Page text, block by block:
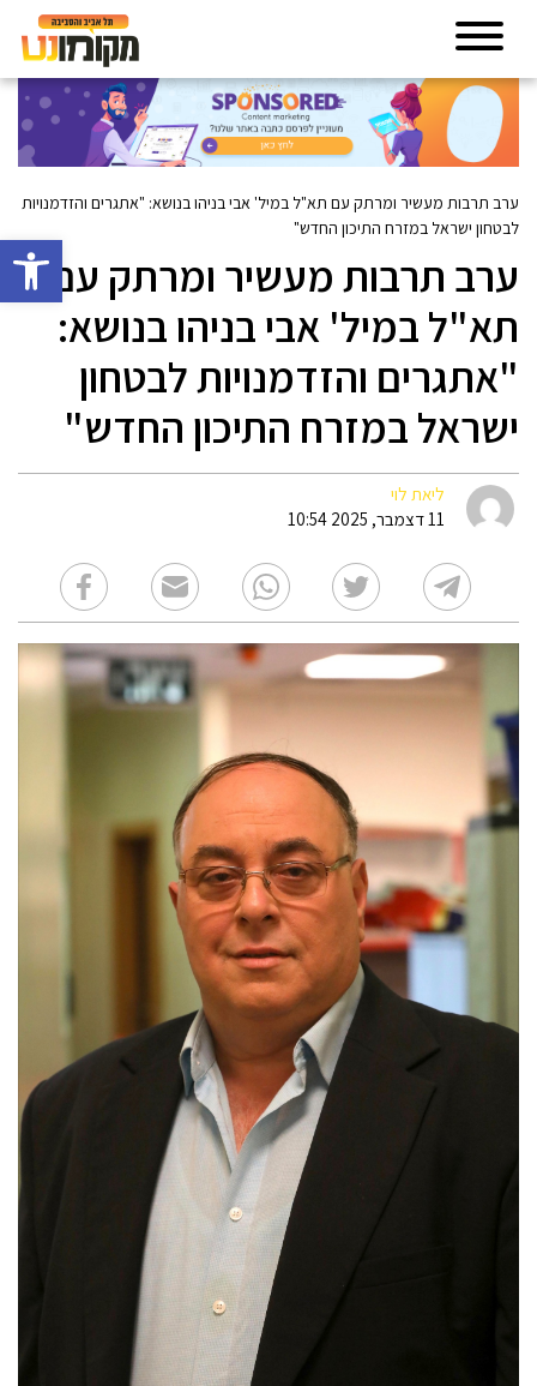
פתח
ערב תרבות מעשיר ומרתק עם תא"ל במיל' אבי בניהו בנושא: "אתגרים והזדמנויות
לבטחון ישראל במזרח התיכון החדש"
ערב תרבות מעשיר ומרתק עם
תא"ל במיל' אבי בניהו בנושא:
"אתגרים והזדמנויות לבטחון
ישראל במזרח התיכון החדש"
ליאת לוי
11 דצמבר, 2025 10:54